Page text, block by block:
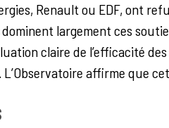
Renault ou EDF, ont
dominent largement ces
claire de l’efficacité
affirme que